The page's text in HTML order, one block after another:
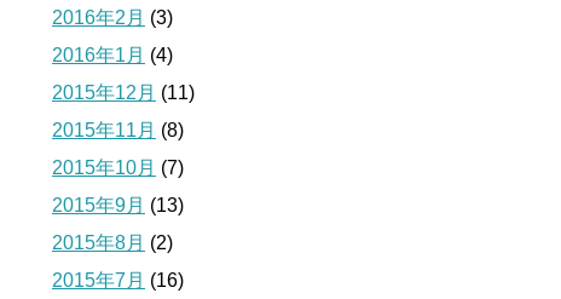
2016年2月 (3)
2016年1月 (4)
2015年12月 (11)
2015年11月 (8)
2015年10月 (7)
2015年9月 (13)
2015年8月 (2)
2015年7月 (16)